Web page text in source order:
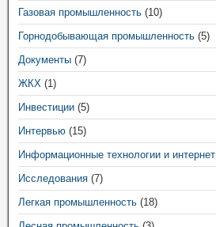
Газовая промышленность (10)
Горнодобывающая промышленность (5)
Документы (7)
ЖКХ (1)
Инвестиции (5)
Интервью (15)
Информационные технологии и интернет
Исследования (7)
Легкая промышленность (18)